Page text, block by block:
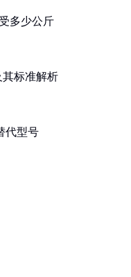
多少公斤
其标准解析
代型号